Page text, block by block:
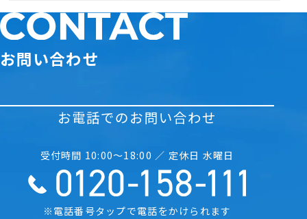
お問い合わせ
お電話でのお問い合わせ
受付時間 10:00〜18:00 ／ 定休日 水曜日
※電話番号タップで電話をかけられます